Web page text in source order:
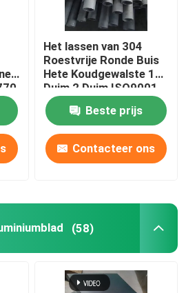
Het lassen van 304
Roestvrije Ronde Buis
Hete Koudgewalste 1
Duim 2 Duim ISO9001
JIS
Beste prijs
Contacteer ons
(58)